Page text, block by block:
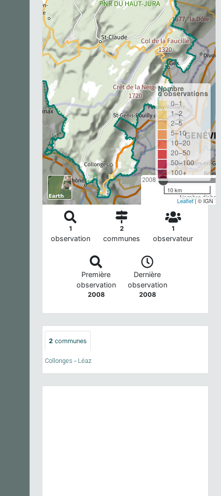
2008
Nombre
Nombre
d'observations
0–1
1–2
2–5
5–10
10–20
20–50
50–100
100+
10 km
Leaflet| © IGN
1
observation
2
communes
1
observateur
Première
observation
2008
Dernière
observation
2008
2 communes
Collonges - Léaz